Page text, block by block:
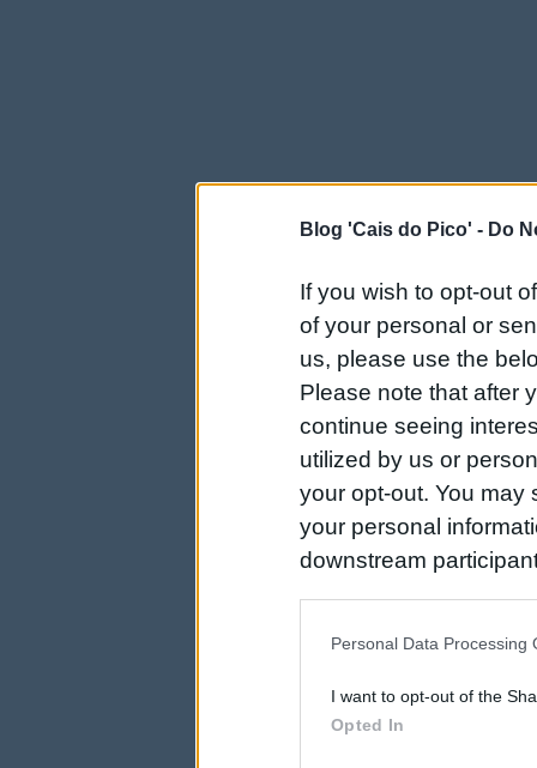
Blog 'Cais do Pico' - Do
If you wish to opt-out
of your personal or
us, please use the
Please note that after
continue seeing
utilized by us or
your opt-out. You may
your personal
downstream
us to third parties on
Personal Data Processing
I want to opt-out of the
Opted In